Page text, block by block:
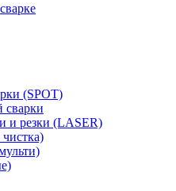
(SPOT)
сварки
и резки (LASER)